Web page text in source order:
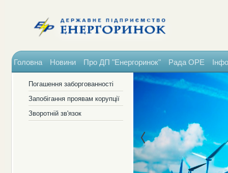
Головна Новини Про ДП "Енергоринок" Рада ОРЕ
Погашення заборгованності
Запобігання проявам корупції
Зворотній зв'язок